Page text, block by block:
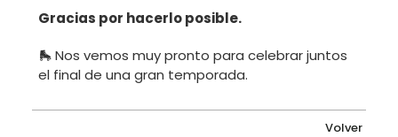
Gracias por hacerlo posible.
🛼 Nos vemos muy pronto para celebrar juntos
el final de una gran temporada.
Volver